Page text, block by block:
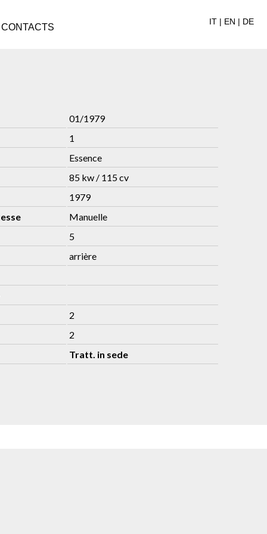
CONTACTS
IT| EN | DE
01/1979
1
Essence
85 kw / 115 cv
1979
Manuelle
5
arrière
2
2
Tratt. in sede